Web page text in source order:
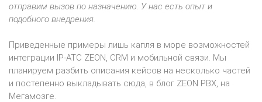
отправим вызов по назначению. У нас есть опыт и
подобного внедрения.
Приведенные примеры лишь капля в море возможностей
интеграции IP-АТС ZEON, CRM и мобильной связи. Мы
планируем разбить описания кейсов на несколько частей
и постепенно выкладывать сюда, в блог ZEON PBX, на
Мегамозге.